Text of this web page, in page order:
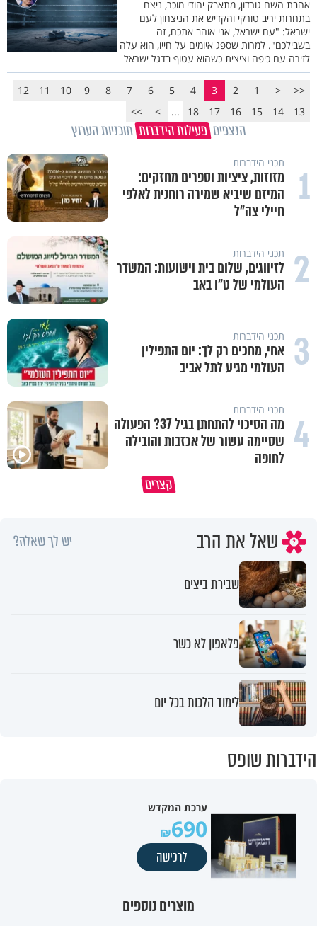
אהבת השם גורדון, מתאבק יהודי מוכר, ניצח
בתחרות יריב טורקי והקדיש את הניצחון לעם
ישראל: "עם ישראל, אני אוהב אתכם, זה
בשבילכם". למרות שספג איומים על חייו, הוא עלה
לזירה עם כיפה וציצית כשהוא עטוף בדגל ישראל
<<
<
1
2
3
4
5
6
7
8
9
10
11
12
13
14
15
16
17
18
...
>
>>
הנצפים פעילות הידברות תוכניות הערוץ
1 תכני הידברות
מזוזות, ציציות וספרים מחזקים:
המיזם שיביא שמירה רוחנית לאלפי
חיילי צה"ל
2 תכני הידברות
לזיווגים, שלום בית וישועות: המשדר
העולמי של ט"ו באב
3 תכני הידברות
אחי, מחכים רק לך: יום התפילין
העולמי מגיע לתל אביב
4 תכני הידברות
מה הסיכוי להתחתן בגיל 37? הפעולה
שסיימה עשור של אכזבות והובילה
לחופה
קצרים
שאל את הרב יש לך שאלה?
שבירת ביצים
פלאפון לא כשר
לימוד הלכות בכל יום
הידברות שופס
ערכת המקדש
690
לרכישה
מוצרים נוספים